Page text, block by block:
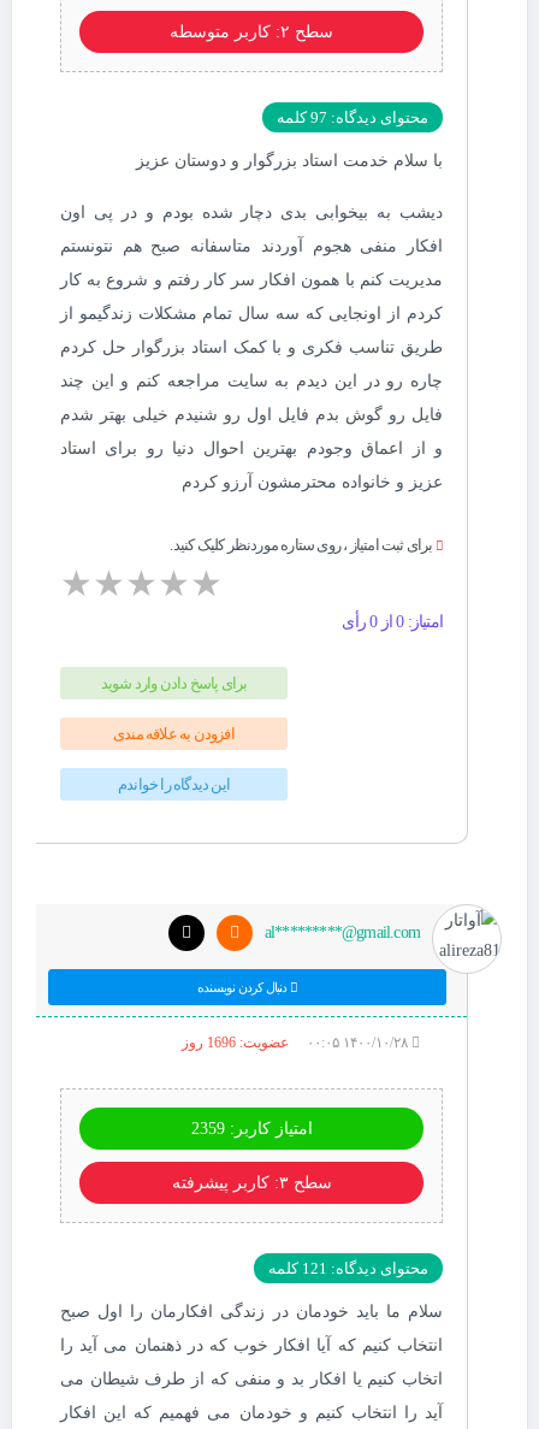
سطح ۲: کاربر متوسطه
محتوای دیدگاه: 97 کلمه
با سلام خدمت استاد بزرگوار و دوستان عزیز
دیشب به بیخوابی بدی دچار شده بودم و در پی اون
افکار منفی هجوم آوردند متاسفانه صبح هم نتونستم
مدیریت کنم با همون افکار سر کار رفتم و شروع به کار
کردم از اونجایی که سه سال تمام مشکلات زندگیمو از
طریق تناسب فکری و با کمک استاد بزرگوار حل کردم
چاره رو در این دیدم به سایت مراجعه کنم و این چند
فایل رو گوش بدم فایل اول رو شنیدم خیلی بهتر شدم
و از اعماق وجودم بهترین احوال دنیا رو برای استاد
عزیز و خانواده محترمشون آرزو کردم
برای ثبت امتیاز ، روی ستاره موردنظر کلیک کنید.
★★★★★
امتیاز: 0 از 0 رأی
برای پاسخ دادن وارد شوید
افزودن به علاقه مندی
این دیدگاه را خواندم
al*********@gmail.com
دنبال کردن نویسنده
عضویت: 1696 روز
امتیاز کاربر: 2359
سطح ۳: کاربر پیشرفته
محتوای دیدگاه: 121 کلمه
سلام ما باید خودمان در زندگی افکارمان را اول صبح
انتخاب کنیم که آیا افکار خوب که در ذهنمان می آید را
اتخاب کنیم یا افکار بد و منفی که از طرف شیطان می
آید را انتخاب کنیم و خودمان می فهمیم که این افکار